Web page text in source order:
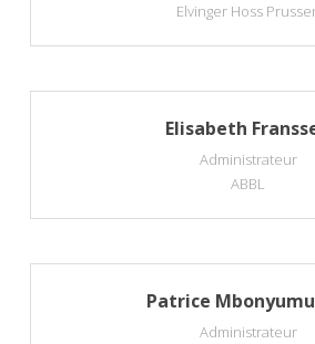
Elvinger Hoss
Elisabeth
Administrateur
ABBL
Patrice
Administrateur